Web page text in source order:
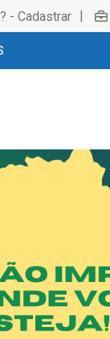
- Cadastrar |